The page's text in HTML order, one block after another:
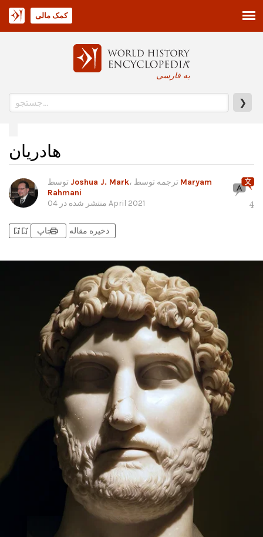
به فارسی
❯
کمک مالی
هادریان
Joshua J. Mark
Maryam
Rahmani
منتشر شده در 04 April 2021 4
bookmark_addbookmark_added ذخیره مقاله printچاپ